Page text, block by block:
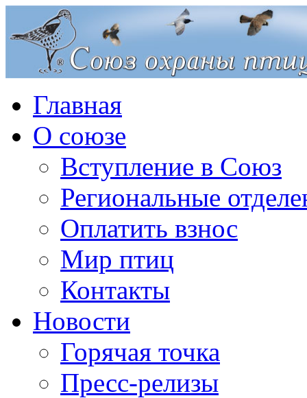
Главная
О союзе
Вступление в Союз
Региональные
Оплатить взнос
Мир птиц
Контакты
Новости
Горячая точка
Пресс-релизы